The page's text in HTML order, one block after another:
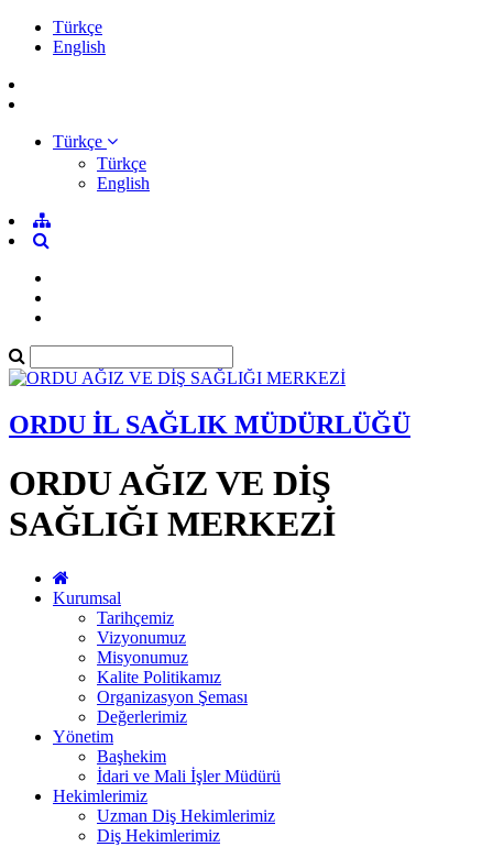
Türkçe
English
Türkçe
Türkçe
English
ORDU İL SAĞLIK MÜDÜRLÜĞÜ
ORDU AĞIZ VE DİŞ
SAĞLIĞI MERKEZİ
Kurumsal
Tarihçemiz
Vizyonumuz
Misyonumuz
Kalite Politikamız
Organizasyon Şeması
Değerlerimiz
Yönetim
Başhekim
İdari ve Mali İşler Müdürü
Hekimlerimiz
Uzman Diş Hekimlerimiz
Diş Hekimlerimiz